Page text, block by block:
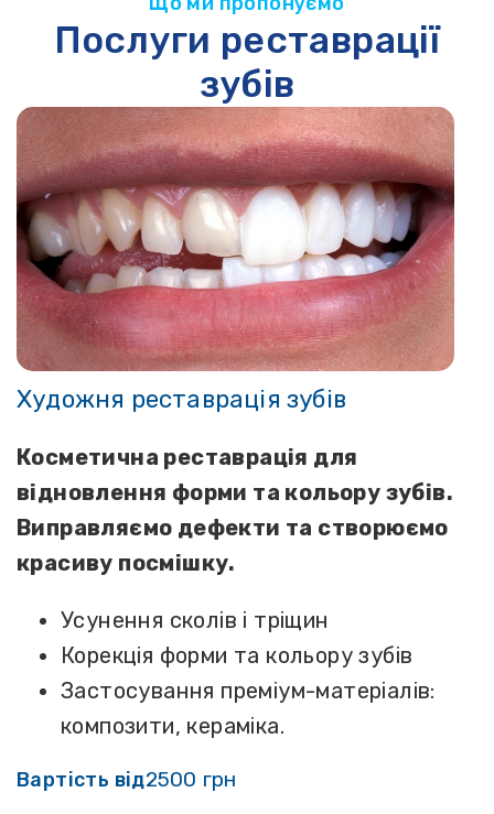
Послуги реставрації
зубів
Художня реставрація зубів
Косметична реставрація для
відновлення форми та кольору зубів.
Виправляємо дефекти та створюємо
красиву посмішку.
Усунення сколів і тріщин
Корекція форми та кольору зубів
Застосування преміум-матеріалів:
композити, кераміка.
Вартість від2500 грн